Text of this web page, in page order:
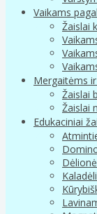
Vaikams
Žaislai
Mergaitėms
Žaislai
Žaislai
Edukaciniai